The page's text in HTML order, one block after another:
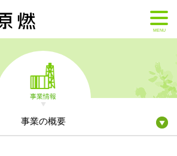
MENU
事業情報
事業の概要